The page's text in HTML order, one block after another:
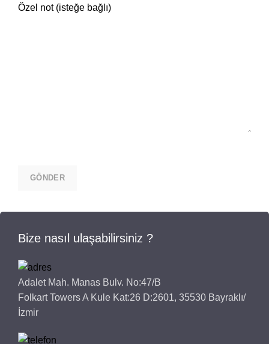
Özel not (isteğe bağlı)
Bize nasıl ulaşabilirsiniz ?
Adalet Mah. Manas Bulv. No:47/B
Folkart Towers A Kule Kat:26 D:2601, 35530 Bayraklı/
İzmir